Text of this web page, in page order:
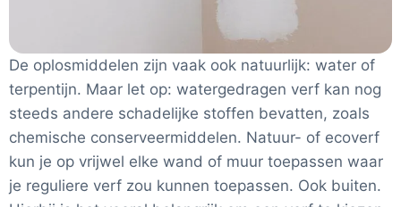
De oplosmiddelen zijn vaak ook natuurlijk: water of
terpentijn. Maar let op: watergedragen verf kan nog
steeds andere schadelijke stoffen bevatten, zoals
chemische conserveermiddelen. Natuur- of ecoverf
kun je op vrijwel elke wand of muur toepassen waar
je reguliere verf zou kunnen toepassen. Ook buiten.